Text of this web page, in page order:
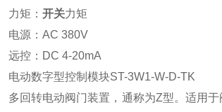
力矩： 开关力矩
电源：AC 380V
远控：DC 4-20mA
电动数字型控制模块ST-3W1-W-D-TK
多回转电动阀门装置，通称为Z型。适用